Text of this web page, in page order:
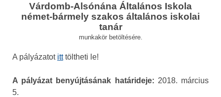
Várdomb-Alsónána Általános Iskola
német-bármely szakos általános iskolai
tanár
munkakör betöltésére.
A pályázatot itttöltheti le!
A pályázat benyújtásának határideje: 2018. március
5.